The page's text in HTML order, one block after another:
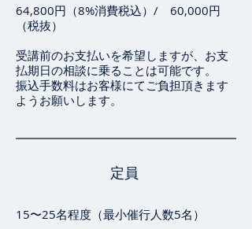
64,800円（8%消費税込）/ 60,000円
（税抜）
受講前のお支払いを希望しますが、お支
払期日の相談に乗ることは可能です。
振込手数料はお客様にてご負担頂きます
ようお願いします。
定員
15〜25名程度（最小催行人数5名）